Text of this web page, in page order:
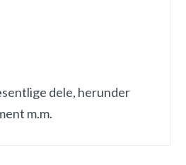
dele, herunder
m.m.